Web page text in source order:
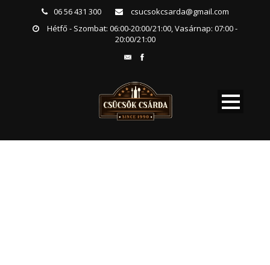
06 56 431 300
csucsokcsarda@gmail.com
Hétfő - Szombat: 06:00-20:00/21:00, Vasárnap: 07:00 -
20:00/21:00